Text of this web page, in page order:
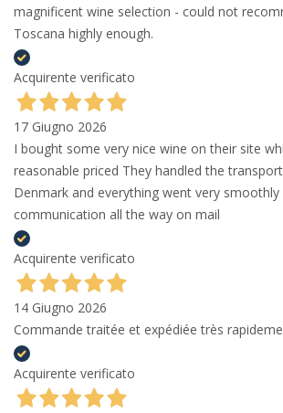
magnificent wine selection - could not
Toscana highly enough.
Acquirente verificato
17 Giugno 2026
I bought some very nice wine on their site
reasonable priced They handled the
Denmark and everything went very
communication all the way on mail
Acquirente verificato
14 Giugno 2026
Commande traitée et expédiée très
Acquirente verificato